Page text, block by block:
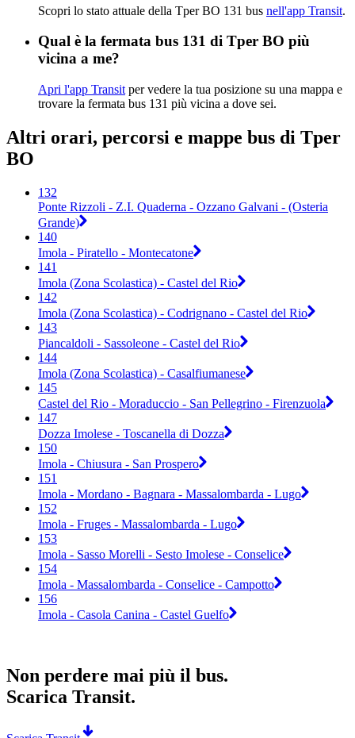
Scopri lo stato attuale della Tper BO 131 bus nell'app Transit.
Qual è la fermata bus 131 di Tper BO più
vicina a me?
Apri l'app Transit per vedere la tua posizione su una mappa e
trovare la fermata bus 131 più vicina a dove sei.
Altri orari, percorsi e mappe bus di Tper
BO
132
Ponte Rizzoli - Z.I. Quaderna - Ozzano Galvani - (Osteria
Grande)
140
Imola - Piratello - Montecatone
141
Imola (Zona Scolastica) - Castel del Rio
142
Imola (Zona Scolastica) - Codrignano - Castel del Rio
143
Piancaldoli - Sassoleone - Castel del Rio
144
Imola (Zona Scolastica) - Casalfiumanese
145
Castel del Rio - Moraduccio - San Pellegrino - Firenzuola
147
Dozza Imolese - Toscanella di Dozza
150
Imola - Chiusura - San Prospero
151
Imola - Mordano - Bagnara - Massalombarda - Lugo
152
Imola - Fruges - Massalombarda - Lugo
153
Imola - Sasso Morelli - Sesto Imolese - Conselice
154
Imola - Massalombarda - Conselice - Campotto
156
Imola - Casola Canina - Castel Guelfo
Non perdere mai più il bus.
Scarica Transit.